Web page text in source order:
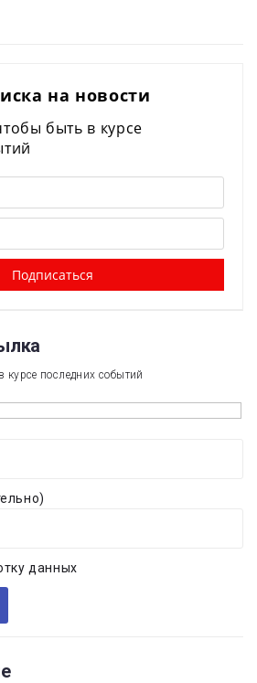
на новости
быть в курсе
курсе последних событий
данных